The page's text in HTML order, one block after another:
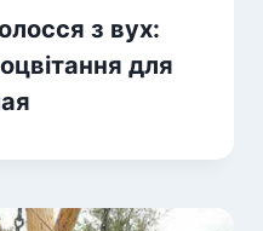
з вух:
для